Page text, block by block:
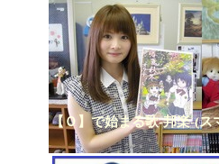
【Ｏ】で始まる歌-邦楽-(ス